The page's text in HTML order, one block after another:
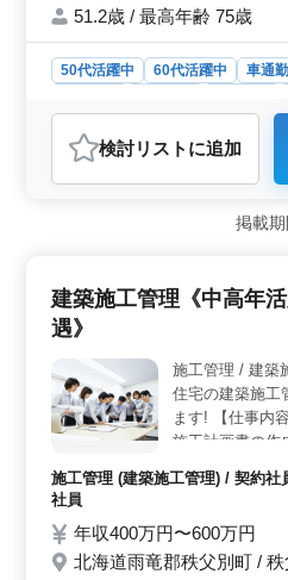
との近い距離で
い。
51.2歳 / 最高年齢 75歳
50代活躍中 60代活躍中 車通
おすすめポイント
＜経験者優遇＞ 建築工事の現
迎します。豊富な経験を活か
んか？ ＜資格者優遇＞ 建
す。 ＜長期安定勤務＞ 契約
て、長期的に安定した勤務が可
検討リスト に追加
掲載
建築施工管理《中高年
遇》
施工管理 /
住宅の建築施工
ます! 【仕事内
施工計画書の作
チェックと調
安全対策指示・
理技士(1級/2級)
造、RC造、得
施工管理 (建築施工管理) / 契約社
社員
年収400万円〜600万円
北海道雨竜郡秩父別町 / 秩